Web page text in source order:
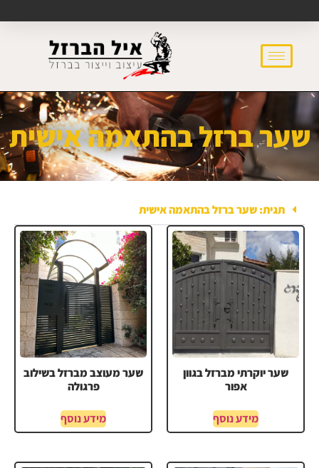
שער ברזל בהתאמה אישית
תגית: שער ברזל בהתאמה אישית
שער יוקרתי מברזל בגוון
אפור
מידע נוסף
שער מעוצב מברזל בשילוב
פרגולה
מידע נוסף